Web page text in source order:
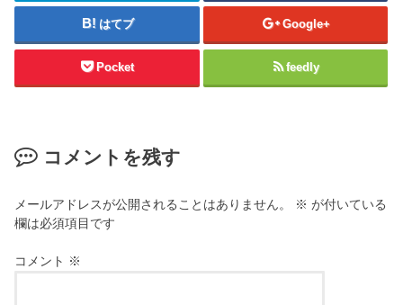
はてブ Google+
Pocket feedly
コメントを残す
メールアドレスが公開されることはありません。 ※ が付いている
欄は必須項目です
コメント ※